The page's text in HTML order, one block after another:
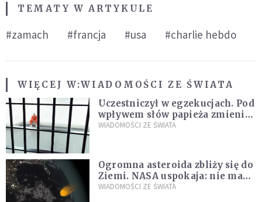
TEMATY W ARTYKULE
#zamach #francja #usa #charlie hebdo
WIĘCEJ W:WIADOMOŚCI ZE ŚWIATA
Uczestniczył w egzekucjach. Pod
wpływem słów papieża zmienił
zdanie
WIADOMOŚCI ZE ŚWIATA
Ogromna asteroida zbliży się do
Ziemi. NASA uspokaja: nie ma
zagrożenia
WIADOMOŚCI ZE ŚWIATA